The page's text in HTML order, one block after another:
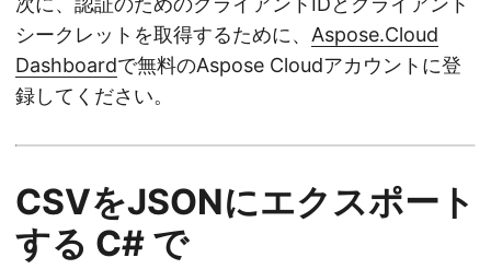
シークレットを取得するために、 Aspose.Cloud
Dashboardで無料のAspose Cloudアカウントに登
録してください。
CSVをJSONにエクスポート
する C# で